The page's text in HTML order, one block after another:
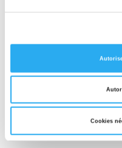
Cookies
Les e-commerçants
gestion de stock dans leur
important d’organiser les
disposition du stock